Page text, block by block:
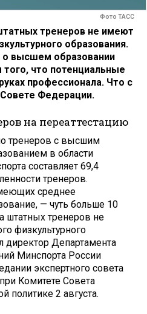
Фото ТАСС
тренеров не имеют
образования.
высшем образовании
что потенциальные
профессионала. Что с
Федерации.
на переаттестацию
тренеров с высшим
в области
составляет 69,4
тренеров.
среднее
— чуть больше 10
штатных тренеров не
физкультурного
директор Департамента
Минспорта России
экспертного совета
Комитете Совета
политике 2 августа.